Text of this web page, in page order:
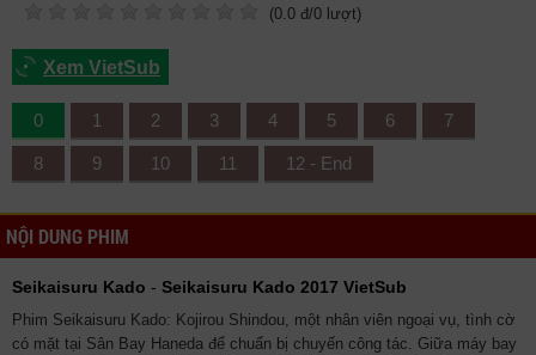
(0.0 đ/0 lượt)
Xem VietSub
0 1 2 3 4 5 6 7
8 9 10 11 12 - End
NỘI DUNG PHIM
Seikaisuru Kado - Seikaisuru Kado 2017 VietSub
Phim Seikaisuru Kado: Kojirou Shindou, một nhân viên ngoại vụ, tình cờ
có mặt tại Sân Bay Haneda để chuẩn bị chuyến công tác. Giữa máy bay